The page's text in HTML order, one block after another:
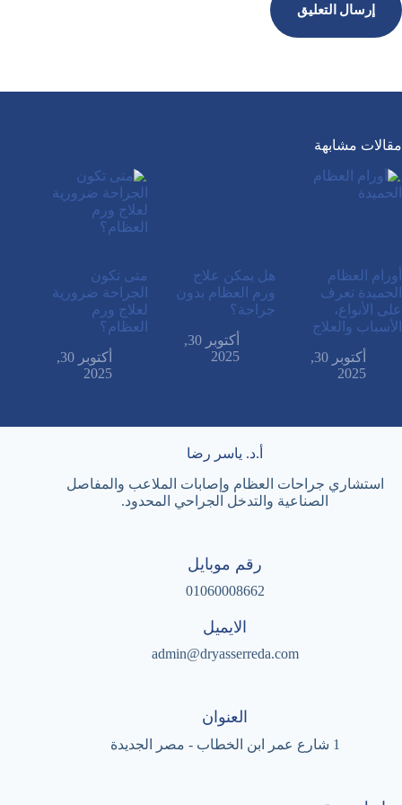
إرسال التعليق
مقالات مشابهة
أورام العظام
الحميدة تعرف
على الأنواع،
الأسباب والعلاج
أكتوبر 30,
2025
هل يمكن علاج
ورم العظام بدون
جراحة؟
أكتوبر 30,
2025
متى تكون
الجراحة ضرورية
لعلاج ورم
العظام؟
أكتوبر 30,
2025
أ.د. ياسر رضا
استشاري جراحات العظام وإصابات الملاعب والمفاصل
الصناعية والتدخل الجراحي المحدود.
رقم موبايل
01060008662
الايميل
admin@dryasserreda.com
العنوان
1 شارع عمر ابن الخطاب - مصر الجديدة